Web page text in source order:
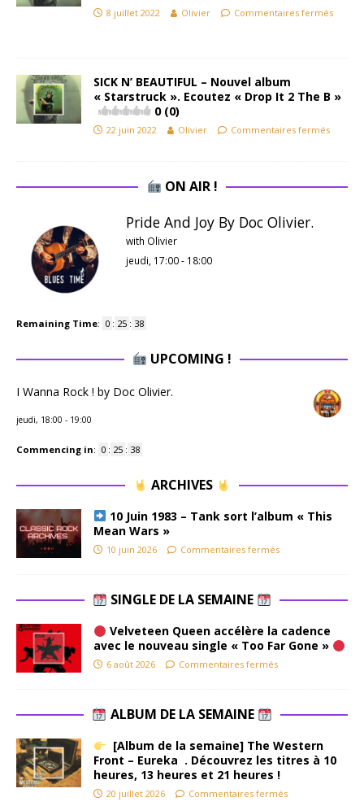
8 juillet 2022 Olivier Commentaires fermés
SICK N’ BEAUTIFUL – Nouvel album
« Starstruck ». Ecoutez « Drop It 2 The B »
0 (0)
22 juin 2022 Olivier Commentaires fermés
ON AIR !
Pride And Joy By Doc Olivier.
with Olivier
jeudi, 17:00- 18:00
Remaining Time: 0 : 25 : 37
UPCOMING !
I Wanna Rock ! by Doc Olivier.
jeudi, 18:00 - 19:00
Commencing in: 0 : 25 : 37
ARCHIVES
10 Juin 1983 – Tank sort l’album « This
Mean Wars »
10 juin 2026 Commentaires fermés
SINGLE DE LA SEMAINE
Velveteen Queen accélère la cadence
avec le nouveau single « Too Far Gone »
6 août 2026 Commentaires fermés
ALBUM DE LA SEMAINE
[Album de la semaine] The Western
Front – Eureka . Découvrez les titres à 10
heures, 13 heures et 21 heures !
20 juillet 2026 Commentaires fermés